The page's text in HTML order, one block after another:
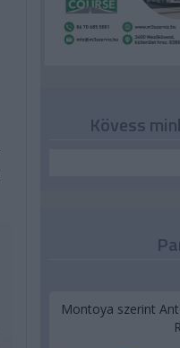
Kövess
Montoya szerint